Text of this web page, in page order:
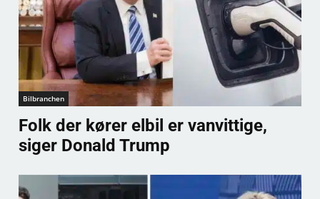
Bilbranchen
Folk der kører elbil er vanvittige,
siger Donald Trump